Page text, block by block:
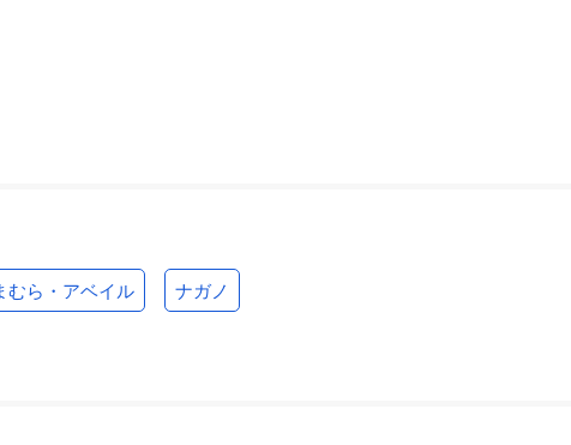
むら・アベイル ナガノ